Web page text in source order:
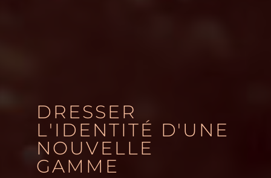
DRESSER
L'IDENTITÉ D'UNE
NOUVELLE
GAMME